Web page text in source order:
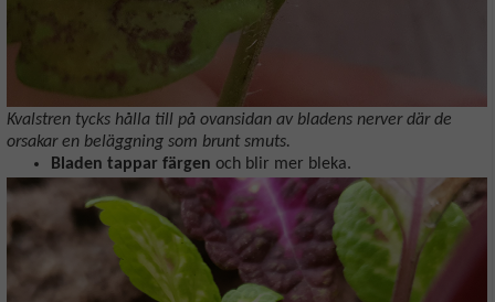
Kvalstren tycks hålla till på ovansidan av bladens nerver där de
orsakar en beläggning som brunt smuts.
Bladen tappar färgen och blir mer bleka.